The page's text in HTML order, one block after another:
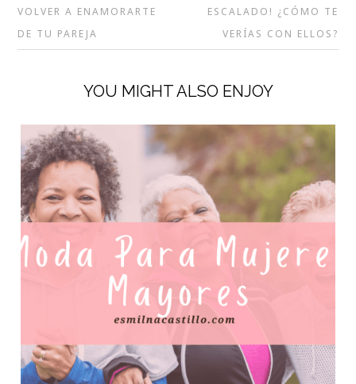
VOLVER A ENAMORARTE
DE TU PAREJA
ESCALADO! ¿CÓMO TE
VERÍAS CON ELLOS?
YOU MIGHT ALSO ENJOY